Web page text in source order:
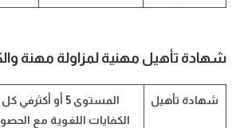
شهادة تأهيل مهنية لمزاولة مهنة
شهادة تأهيل
المستوى 5 أو أكثرفي كل
الكفايات اللغوية مع